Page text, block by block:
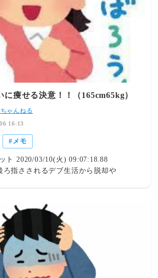
に痩せる決意！！（165cm65kg）
ゃんねる
16:13
メモ
xaUW0 後ろ指さされるデブ生活から脱却や